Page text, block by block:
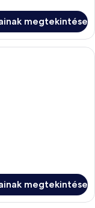
megtekintése
széf a szobában,
megtekintése